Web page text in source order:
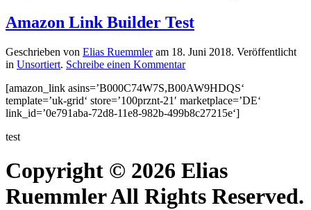
Amazon Link Builder Test
Geschrieben von Elias Ruemmleram 18. Juni 2018. Veröffentlicht
in Unsortiert. Schreibe einen Kommentar
[amazon_link asins=’B000C74W7S,B00AW9HDQS‘
template=’uk-grid‘ store=’100prznt-21′ marketplace=’DE‘
link_id=’0e791aba-72d8-11e8-982b-499b8c27215e‘]
test
Copyright © 2026 Elias
Ruemmler All Rights Reserved.